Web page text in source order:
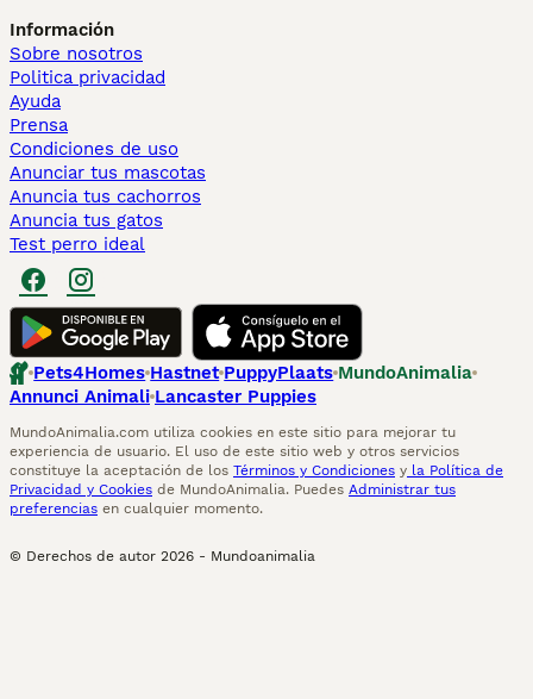
Información
Sobre nosotros
Politica privacidad
Ayuda
Prensa
Condiciones de uso
Anunciar tus mascotas
Anuncia tus cachorros
Anuncia tus gatos
Test perro ideal
Pets4Homes Hastnet PuppyPlaats MundoAnimalia
Annunci Animali Lancaster Puppies
MundoAnimalia.com utiliza cookies en este sitio para mejorar tu
experiencia de usuario. El uso de este sitio web y otros servicios
constituye la aceptación de los Términos y Condiciones y la Política de
Privacidad y Cookies de MundoAnimalia. Puedes Administrar tus
preferencias en cualquier momento.
© Derechos de autor 2026 - Mundoanimalia